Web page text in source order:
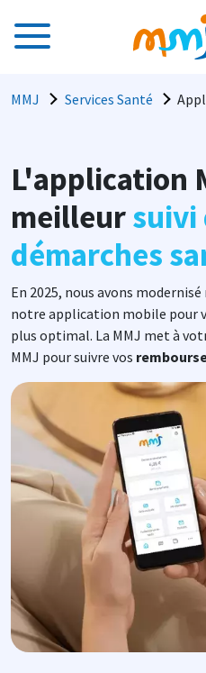
Fil d'Ariane
MMJ Services Santé
L'application
meilleursuivi
démarches
En 2025, nous avons
notre application mobile pour
plus optimal. La MMJ met à
MMJ pour suivre vos
Image